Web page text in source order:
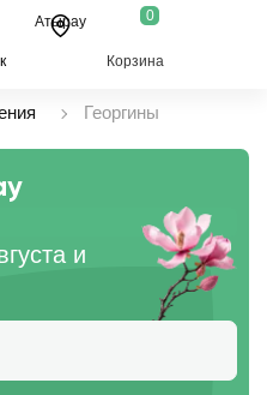
Атырау 0
Корзина
Георгины
и